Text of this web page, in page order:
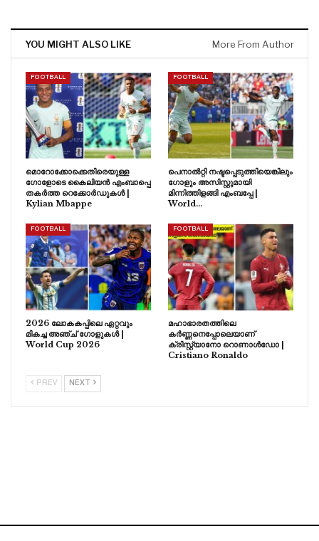
YOU MIGHT ALSO LIKE More From Author
FOOTBALL
മൊറോക്കോക്കെതിരെയുള്ള
ഗോളോടെ കൈലിയൻ എംബാപ്പെ
തകർത്ത റെക്കോർഡുകൾ |
Kylian Mbappe
FOOTBALL
പെനാൽറ്റി നഷ്ടപ്പെടുത്തിയെങ്കിലും
ഗോളും അസിസ്റ്റുമായി
മിന്നിത്തിളങ്ങി എംബപ്പേ |
World…
FOOTBALL
2026 ലോകകപ്പിലെ ഏറ്റവും
മികച്ച അഞ്ച് ഗോളുകൾ |
World Cup 2026
FOOTBALL
മഹാഭാരതത്തിലെ
കർണ്ണനെപ്പോലെയാണ്
ക്രിസ്റ്റ്യാനോ റൊണാൾഡോ |
Cristiano Ronaldo
PREV NEXT